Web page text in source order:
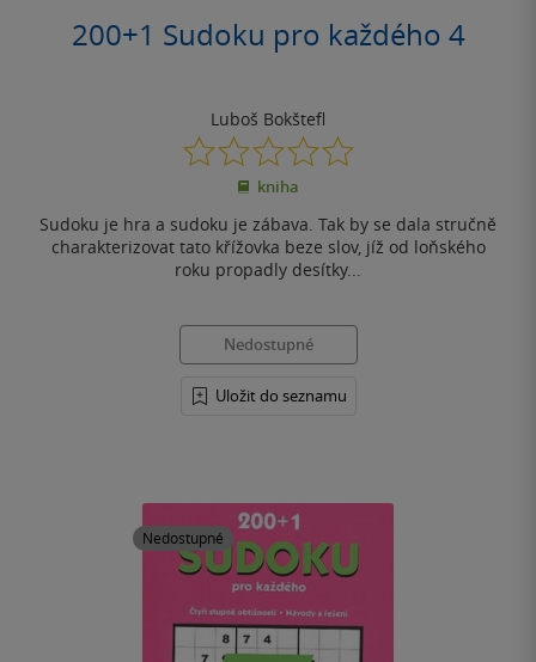
200+1 Sudoku pro každého 4
Luboš Bokštefl
0.0
z
5
kniha
Sudoku je hra a sudoku je zábava. Tak by se dala stručně
charakterizovat tato křížovka beze slov, jíž od loňského
roku propadly desítky...
Nedostupné
Uložit do seznamu
Nedostupné